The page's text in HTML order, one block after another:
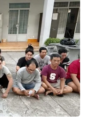
tượng gây